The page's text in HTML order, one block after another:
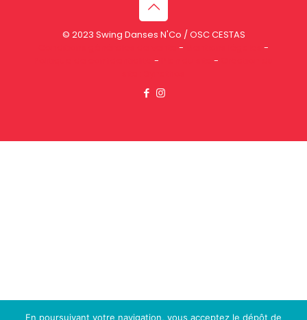
© 2023 Swing Danses N'Co / OSC CESTAS
-
-
- -
En poursuivant votre navigation, vous acceptez le dépôt de